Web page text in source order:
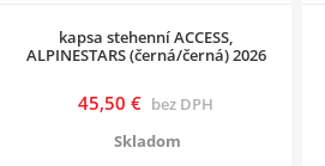
kapsa stehenní ACCESS,
ALPINESTARS (černá/černá) 2026
45,50 € bez DPH
Skladom